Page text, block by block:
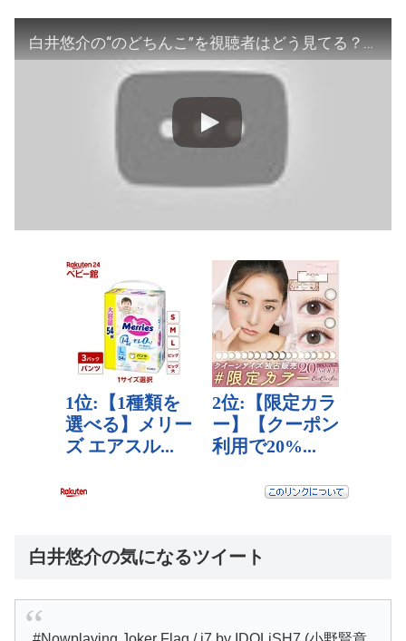
白井悠介の“のどちんこ”を視聴者はどう見てる？木村昴から突然の生電話！強引な誘いでまさかの2夜連続出演決定！｜声優と夜あそび【月：安元洋貴×江口拓也】#23 毎週月曜〜金曜よる10時から生放送！
白井悠介の気になるツイート